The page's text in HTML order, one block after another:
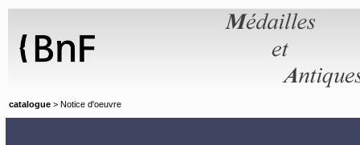
catalogue > Notice d'oeuvre